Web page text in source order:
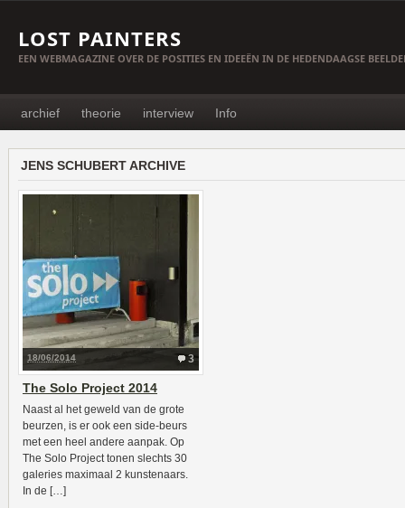
LOST PAINTERS
EEN WEBMAGAZINE OVER DE POSITIES EN IDEEËN IN DE HEDENDAAGSE
archief theorie interview Info
JENS SCHUBERT ARCHIVE
3
18/06/2014
The Solo Project 2014
Naast al het geweld van de grote
beurzen, is er ook een side-beurs
met een heel andere aanpak. Op
The Solo Project tonen slechts 30
galeries maximaal 2 kunstenaars.
In de […]